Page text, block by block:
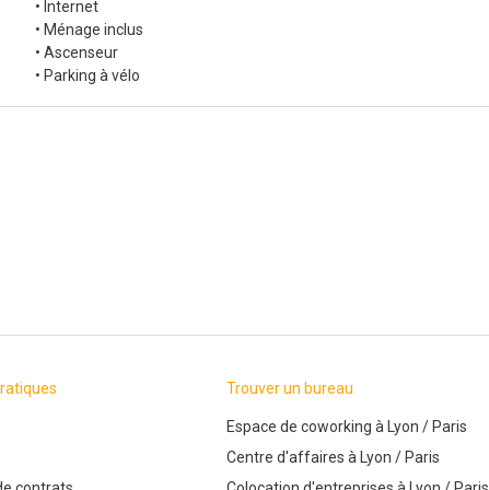
• Internet
• Ménage inclus
• Ascenseur
• Parking à vélo
Trouver un bureau
Espace de coworking à Lyon /Paris
Centre d'affaires à Lyon /Paris